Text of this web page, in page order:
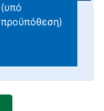
(υπό
προϋπόθεση)